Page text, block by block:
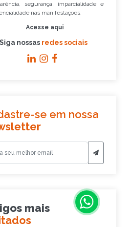
segurança, imparcialidade e
nas manifestações.
Acesse aqui
Siga nossas redes sociais
se em nossa
mais